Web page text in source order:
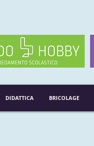
DIDATTICA BRICOLAGE